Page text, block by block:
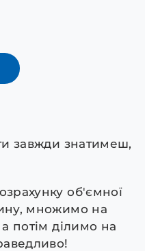
завжди знатимеш,
об'ємної
множимо на
потім ділимо на